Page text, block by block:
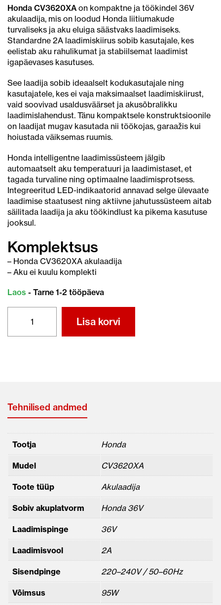
oli:
99.00€.
on:
59.00€.
Honda CV3620XA on kompaktne ja töökindel 36V
akulaadija, mis on loodud Honda liitiumakude
turvaliseks ja aku eluiga säästvaks laadimiseks.
Standardne 2A laadimiskiirus sobib kasutajale, kes
eelistab aku rahulikumat ja stabiilsemat laadimist
igapäevases kasutuses.
See laadija sobib ideaalselt kodukasutajale ning
kasutajatele, kes ei vaja maksimaalset laadimiskiirust,
vaid soovivad usaldusväärset ja akusõbralikku
laadimislahendust. Tänu kompaktsele konstruktsioonile
on laadijat mugav kasutada nii töökojas, garaažis kui
hoiustada väiksemas ruumis.
Honda intelligentne laadimissüsteem jälgib
automaatselt aku temperatuuri ja laadimistaset, et
tagada turvaline ning optimaalne laadimisprotsess.
Integreeritud LED-indikaatorid annavad selge ülevaate
laadimise staatusest ning aktiivne jahutussüsteem aitab
säilitada laadija ja aku töökindlust ka pikema kasutuse
jooksul.
Komplektsus
– Honda CV3620XA akulaadija
– Aku ei kuulu komplekti
Laos - Tarne 1-2 tööpäeva
AKULAADIJA
Lisa korvi
Tehnilised andmed
Tootja Honda
Mudel CV3620XA
Toote tüüp Akulaadija
Sobiv akuplatvorm Honda 36V
Laadimispinge 36V
Laadimisvool 2A
Sisendpinge 220–240V / 50–60Hz
Võimsus 95W